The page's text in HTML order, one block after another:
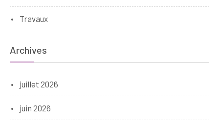
Travaux
Archives
juillet 2026
juin 2026